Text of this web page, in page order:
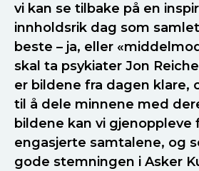
vi kan se tilbake på en
innholdsrik dag som
beste – ja, eller
skal ta psykiater Jon
er bildene fra dagen klare,
til å dele minnene med
bildene kan vi gjenoppleve
engasjerte samtalene, og
gode stemningen i Asker